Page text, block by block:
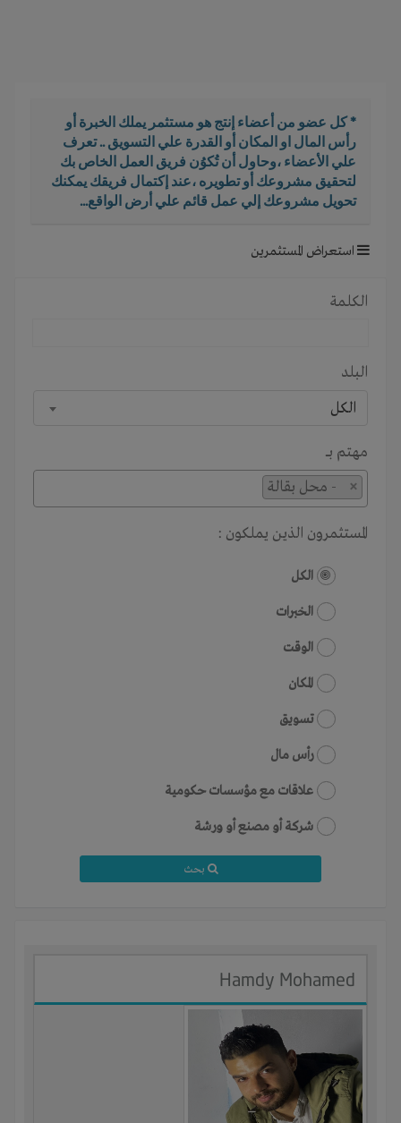
* كل عضو من أعضاء إنتج هو مستثمر يملك الخبرة أو
رأس المال او المكان أو القدرة علي التسويق .. تعرف
علي الأعضاء ،وحاول أن تُكوُن فريق العمل الخاص بك
لتحقيق مشروعك أو تطويره ،عند إكتمال فريقك يمكنك
تحويل مشروعك إلي عمل قائم علي أرض الواقع...
استعراض المستثمرين
الكلمة
البلد
الكل
مهتم بـــ
×
- محل بقالة
المستثمرون الذين يملكون :
الكل
الخبرات
الوقت
المكان
تسويق
رأس مال
علاقات مع مؤسسات حكومية
شركة أو مصنع أو ورشة
Hamdy Mohamed